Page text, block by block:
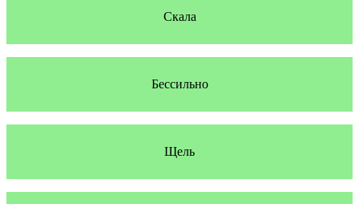
Скала
Бессильно
Щель